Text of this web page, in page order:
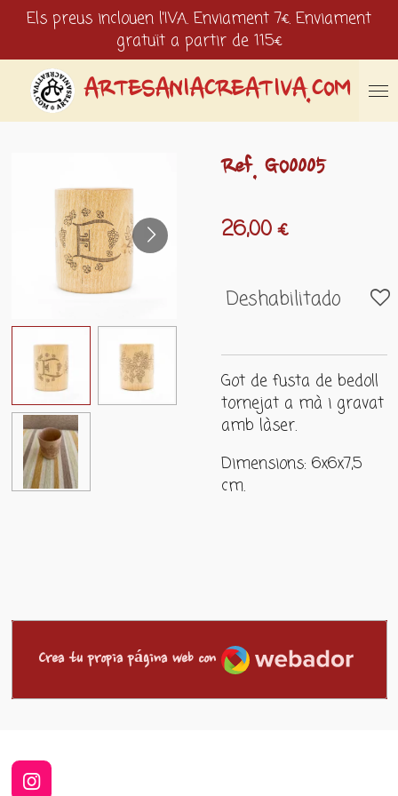
contenido
principal
ARTESANIACREATIVA.COM
Els preus inclouen l'IVA. Enviament 7€. Enviament
gratuït a partir de 115€
Ref. GO0005
26,00 €
Deshabilitado
Got de fusta de bedoll
tornejat a mà i gravat
amb làser.
Dimensions: 6x6x7,5
cm.
Crea tu propia página web con
Webador
I